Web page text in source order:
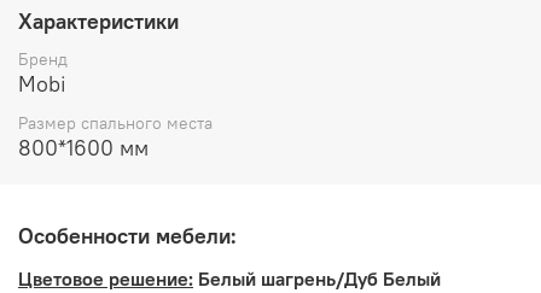
высота 750 мм
Спальное место:
Мягкий элемент и бортик входят в комплект
Характеристики
Бренд
Mobi
Размер спального места
800*1600 мм
Особенности мебели:
Цветовое решение: Белый шагрень/Дуб Белый